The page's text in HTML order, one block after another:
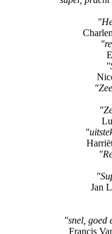
Jan
"snel, goed
Francis